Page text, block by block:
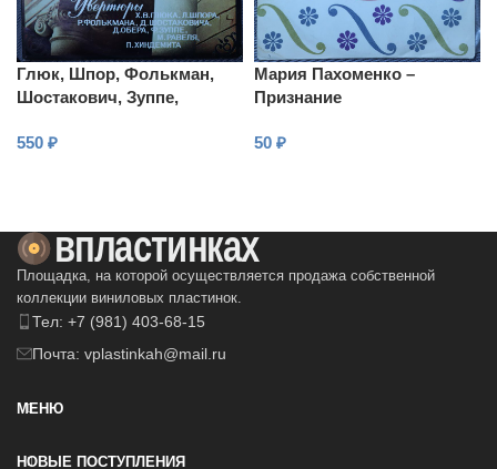
Глюк, Шпор, Фолькман,
Шостакович, Зуппе,
Оркестр МГК,
550 ₽
Мария Пахоменко –
Признание
50 ₽
Площадка, на которой осуществляется продажа собственной
коллекции виниловых пластинок.
Тел: +7 (981) 403-68-15
Почта: vplastinkah@mail.ru
МЕНЮ
НОВЫЕ ПОСТУПЛЕНИЯ